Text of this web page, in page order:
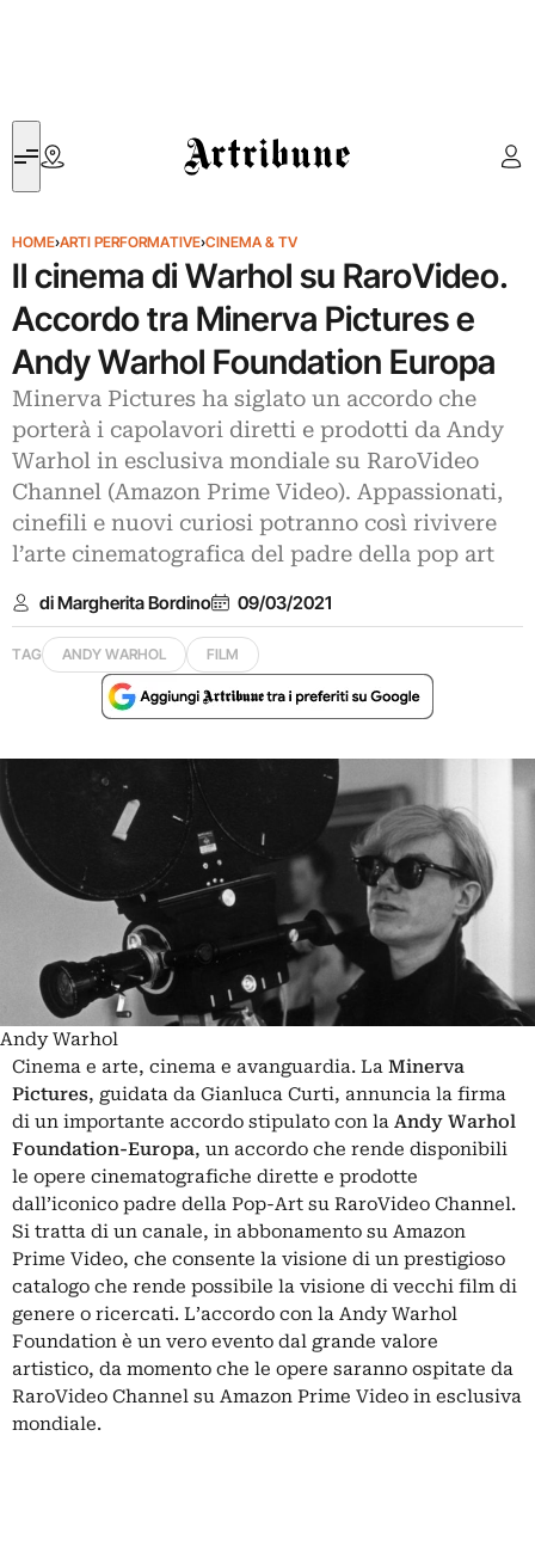
Artribune
HOME›ARTI PERFORMATIVE›CINEMA & TV
Il cinema di Warhol su RaroVideo.
Accordo tra Minerva Pictures e
Andy Warhol Foundation Europa
Minerva Pictures ha siglato un accordo che
porterà i capolavori diretti e prodotti da Andy
Warhol in esclusiva mondiale su RaroVideo
Channel (Amazon Prime Video). Appassionati,
cinefili e nuovi curiosi potranno così rivivere
l’arte cinematografica del padre della pop art
di Margherita Bordino 09/03/2021
TAG ANDY WARHOL FILM
Andy Warhol
Cinema e arte, cinema e avanguardia. La Minerva
Pictures, guidata da Gianluca Curti, annuncia la firma
di un importante accordo stipulato con la Andy Warhol
Foundation-Europa, un accordo che rende disponibili
le opere cinematografiche dirette e prodotte
dall’iconico padre della Pop-Art su RaroVideo Channel.
Si tratta di un canale, in abbonamento su Amazon
Prime Video, che consente la visione di un prestigioso
catalogo che rende possibile la visione di vecchi film di
genere o ricercati. L’accordo con la Andy Warhol
Foundation è un vero evento dal grande valore
artistico, da momento che le opere saranno ospitate da
RaroVideo Channel su Amazon Prime Video in esclusiva
mondiale.